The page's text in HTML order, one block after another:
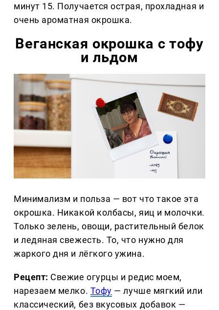
минут 15. Получается острая, прохладная и
очень ароматная окрошка.
Веганская окрошка с тофу
и льдом
Минимализм и польза — вот что такое эта
окрошка. Никакой колбасы, яиц и молочки.
Только зелень, овощи, растительный белок
и ледяная свежесть. То, что нужно для
жаркого дня и лёгкого ужина.
Рецепт: Свежие огурцы и редис моем,
нарезаем мелко. Тофу — лучше мягкий или
классический, без вкусовых добавок —